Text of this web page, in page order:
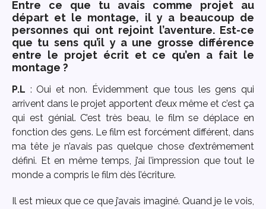
Entre ce que tu avais comme projet au
départ et le montage, il y a beaucoup de
personnes qui ont rejoint l’aventure. Est-ce
que tu sens qu’il y a une grosse différence
entre le projet écrit et ce qu’en a fait le
montage ?
P.L : Oui et non. Évidemment que tous les gens qui
arrivent dans le projet apportent d’eux même et c’est ça
qui est génial. C’est très beau, le film se déplace en
fonction des gens. Le film est forcément différent, dans
ma tête je n’avais pas quelque chose d’extrêmement
défini. Et en même temps, j’ai l’impression que tout le
monde a compris le film dès l’écriture.
Il est mieux que ce que j’avais imaginé. Quand je le vois,